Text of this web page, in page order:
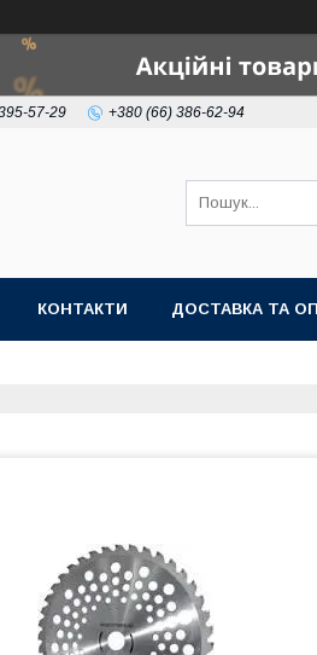
57-29 +380 (66) 386-62-94
КОНТАКТИ ДОСТАВКА ТА